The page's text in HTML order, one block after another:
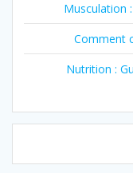
Musculation
Comment
Nutrition :